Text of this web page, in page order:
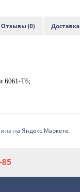
Отзывы (0) Доставка
6061-T6;